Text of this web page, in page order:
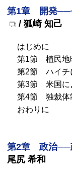
第1章 開発──
/ 狐崎 知己
はじめに
第1節 植民
第2節 ハイチ
第3節 米国に
第4節 独裁体
おわりに
第2章 政治──
尾尻 希和